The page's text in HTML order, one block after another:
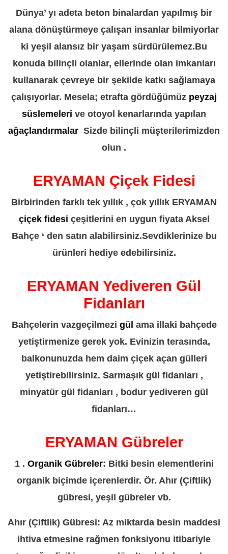
Dünya’ yı adeta beton binalardan yapılmış bir
alana dönüştürmeye çalışan insanlar bilmiyorlar
ki yeşil alansız bir yaşam sürdürülemez.Bu
konuda bilinçli olanlar, ellerinde olan imkanları
kullanarak çevreye bir şekilde katkı sağlamaya
çalışıyorlar. Mesela; etrafta gördüğümüz peyzaj
süslemeleri ve otoyol kenarlarında yapılan
ağaçlandırmalar Sizde bilinçli müşterilerimizden
olun .
ERYAMAN Çiçek Fidesi
Birbirinden farklı tek yıllık , çok yıllık ERYAMAN
çiçek fidesi çeşitlerini en uygun fiyata Aksel
Bahçe ‘ den satın alabilirsiniz.Sevdiklerinize bu
ürünleri hediye edebilirsiniz.
ERYAMAN Yediveren Gül
Fidanları
Bahçelerin vazgeçilmezi gül ama illaki bahçede
yetiştirmenize gerek yok. Evinizin terasında,
balkonunuzda hem daim çiçek açan gülleri
yetiştirebilirsiniz. Sarmaşık gül fidanları ,
minyatür gül fidanları , bodur yediveren gül
fidanları…
ERYAMAN Gübreler
1 . Organik Gübreler: Bitki besin elementlerini
organik biçimde içerenlerdir. Ör. Ahır (Çiftlik)
gübresi, yeşil gübreler vb.
Ahır (Çiftlik) Gübresi: Az miktarda besin maddesi
ihtiva etmesine rağmen fonksiyonu itibariyle